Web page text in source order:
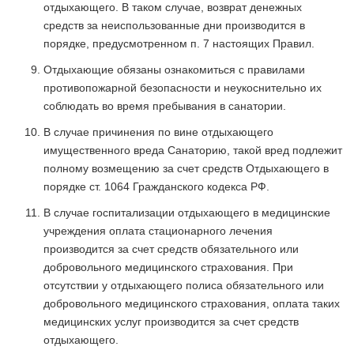
отдыхающего. В таком случае, возврат денежных
средств за неиспользованные дни производится в
порядке, предусмотренном п. 7 настоящих Правил.
Отдыхающие обязаны ознакомиться с правилами
противопожарной безопасности и неукоснительно их
соблюдать во время пребывания в санатории.
В случае причинения по вине отдыхающего
имущественного вреда Санаторию, такой вред подлежит
полному возмещению за счет средств Отдыхающего в
порядке ст. 1064 Гражданского кодекса РФ.
В случае госпитализации отдыхающего в медицинские
учреждения оплата стационарного лечения
производится за счет средств обязательного или
добровольного медицинского страхования. При
отсутствии у отдыхающего полиса обязательного или
добровольного медицинского страхования, оплата таких
медицинских услуг производится за счет средств
отдыхающего.